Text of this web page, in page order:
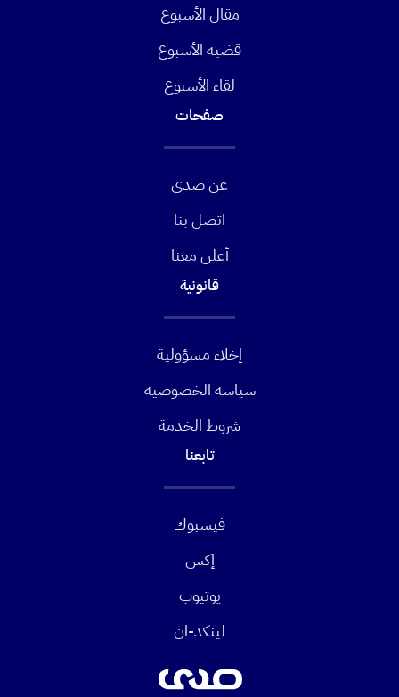
مقال الأسبوع
قضية الأسبوع
لقاء الأسبوع
صفحات
عن صدى
اتصل بنا
أعلن معنا
قانونية
إخلاء مسؤولية
سياسة الخصوصية
شروط الخدمة
تابعنا
فيسبوك
إكس
يوتيوب
لينكد-ان